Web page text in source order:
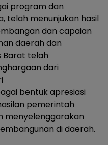
program dan
telah menunjukan hasil
dan capaian
daerah dan
Barat telah
dari
bentuk apresiasi
pemerintah
menyelenggarakan
di daerah.